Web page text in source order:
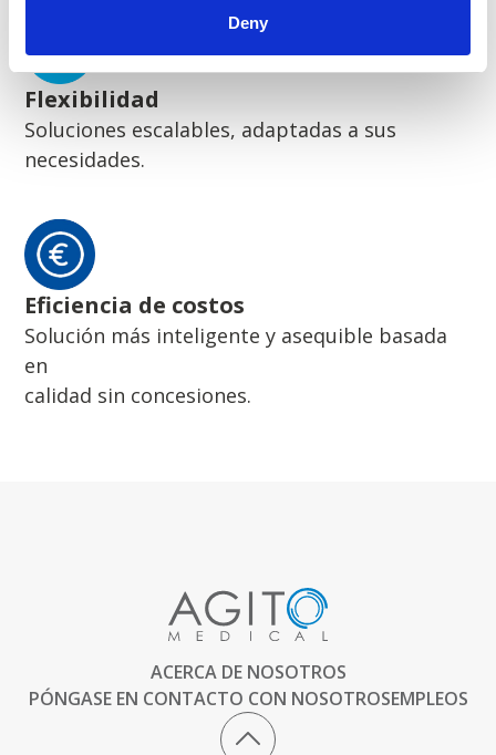
Deny
Flexibilidad
Soluciones escalables, adaptadas a sus
necesidades.
Eficiencia de costos
Solución más inteligente y asequible basada
en
calidad sin concesiones.
ACERCA DE NOSOTROS
PÓNGASE EN CONTACTO CON NOSOTROSEMPLEOS